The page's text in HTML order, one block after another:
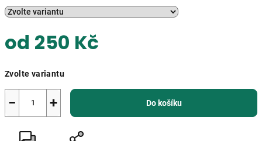
od 250 Kč
cena:
Zvolte variantu
+
− Do košíku